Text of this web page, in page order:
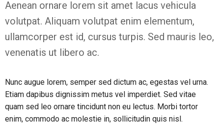
Aenean ornare lorem sit amet lacus vehicula
volutpat. Aliquam volutpat enim elementum,
ullamcorper est id, cursus turpis. Sed mauris leo,
venenatis ut libero ac.
Nunc augue lorem, semper sed dictum ac, egestas vel urna.
Etiam dapibus dignissim metus vel imperdiet. Sed vitae
quam sed leo ornare tincidunt non eu lectus. Morbi tortor
enim, commodo ac molestie in, sollicitudin quis nisl.